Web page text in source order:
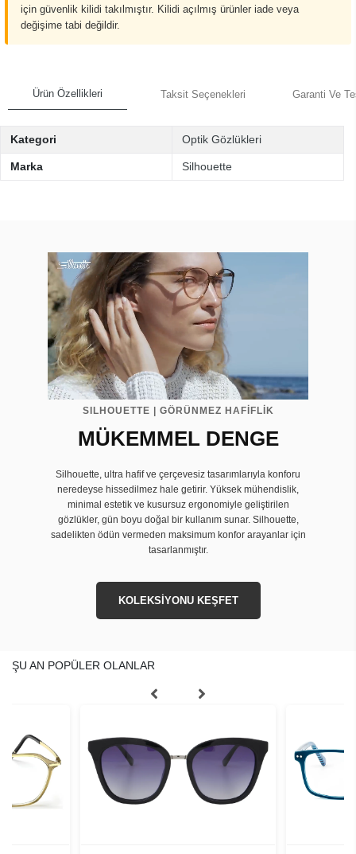
için güvenlik kilidi takılmıştır. Kilidi açılmış ürünler iade veya
değişime tabi değildir.
Ürün Özellikleri Taksit Seçenekleri Garanti Ve
Kategori Optik Gözlükleri
Marka Silhouette
SILHOUETTE | GÖRÜNMEZ HAFİFLİK
MÜKEMMEL DENGE
Silhouette, ultra hafif ve çerçevesiz tasarımlarıyla konforu
neredeyse hissedilmez hale getirir. Yüksek mühendislik,
minimal estetik ve kusursuz ergonomiyle geliştirilen
gözlükler, gün boyu doğal bir kullanım sunar. Silhouette,
sadelikten ödün vermeden maksimum konfor arayanlar için
tasarlanmıştır.
KOLEKSİYONU KEŞFET
ŞU AN POPÜLER OLANLAR